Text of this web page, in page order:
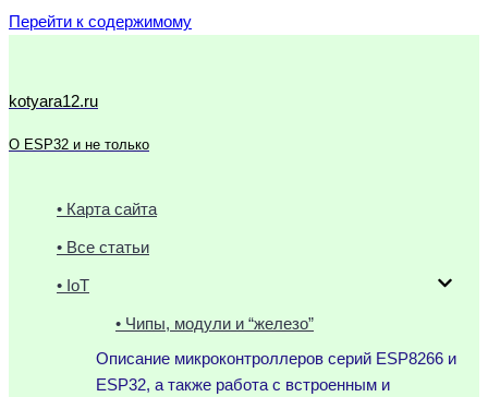
Перейти к содержимому
kotyara12.ru
О ESP32 и не только
• Карта сайта
• Все статьи
• IoT
• Чипы, модули и “железо”
Описание микроконтроллеров серий ESP8266 и
ESP32, а также работа с встроенным и